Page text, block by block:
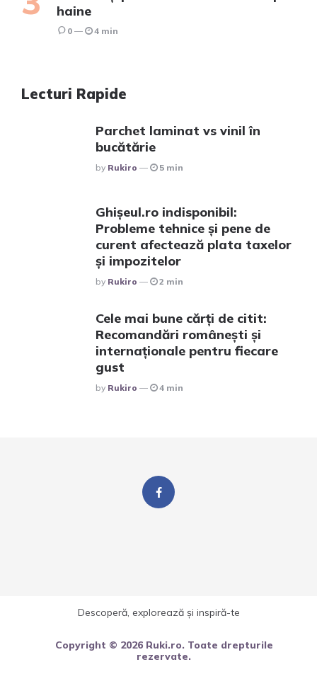
haine
0 4 min
Lecturi Rapide
Parchet laminat vs vinil în
bucătărie
Posted
By Rukiro 5 min
Ghișeul.ro indisponibil:
Probleme tehnice și pene de
curent afectează plata taxelor
și impozitelor
Posted
By Rukiro 2 min
Cele mai bune cărți de citit:
Recomandări românești și
internaționale pentru fiecare
gust
Posted
By Rukiro 4 min
Descoperă, explorează și inspiră-te
Copyright © 2026 Ruki.ro. Toate drepturile
rezervate.